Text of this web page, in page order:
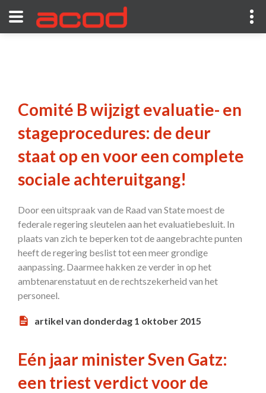
Comité B wijzigt evaluatie- en
stageprocedures: de deur
staat op en voor een complete
sociale achteruitgang!
Door een uitspraak van de Raad van State moest de
federale regering sleutelen aan het evaluatiebesluit. In
plaats van zich te beperken tot de aangebrachte punten
heeft de regering beslist tot een meer grondige
aanpassing. Daarmee hakken ze verder in op het
ambtenarenstatuut en de rechtszekerheid van het
personeel.
artikel van donderdag 1 oktober 2015
Eén jaar minister Sven Gatz:
een triest verdict voor de